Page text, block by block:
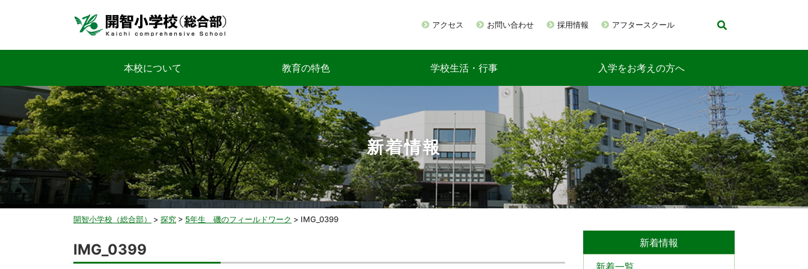
アクセス お問い合わせ 採用情報 アフタースクール
本校について 教育の特色 学校生活・行事 入学をお考えの方へ
新着情報
開智小学校（総合部） > 探究 > 5年生 磯のフィールドワーク > IMG_0399
新着情報
新着一覧
IMG_0399